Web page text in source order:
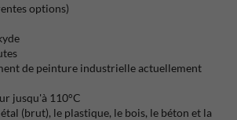
options)
de peinture industrielle actuellement
jusqu'à 110°C
(brut), le plastique, le bois, le béton et la